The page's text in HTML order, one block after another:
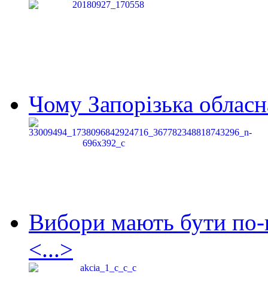
Чому Запорізька
Вибори мають бути по-
<...>